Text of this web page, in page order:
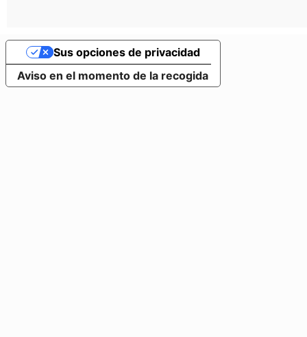
Aviso en el momento de la recogida
Sus opciones de privacidad